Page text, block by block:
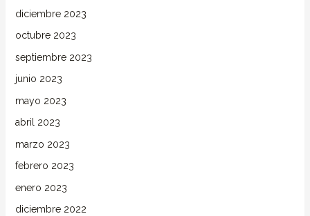
diciembre 2023
octubre 2023
septiembre 2023
junio 2023
mayo 2023
abril 2023
marzo 2023
febrero 2023
enero 2023
diciembre 2022